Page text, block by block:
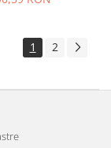
1 2